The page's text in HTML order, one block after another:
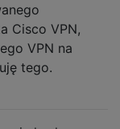
Cisco VPN,
VPN na
tego.